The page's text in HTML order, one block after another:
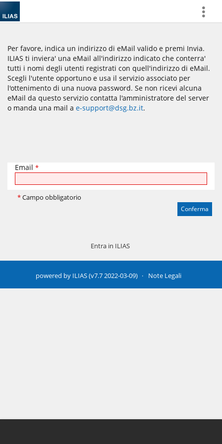
more
Per favore, indica un indirizzo di eMail valido e premi Invia.
ILIAS ti inviera' una eMail all'indirizzo indicato che conterra'
tutti i nomi degli utenti registrati con quell'indirizzo di eMail.
Scegli l'utente opportuno e usa il servizio associato per
l'ottenimento di una nuova password. Se non ricevi alcuna
eMail da questo servizio contatta l'amministratore del server
o manda una mail a e-support@dsg.bz.it.
Email *
*Campo obbligatorio
Entra in ILIAS
powered by ILIAS (v7.7 2022-03-09) Note Legali